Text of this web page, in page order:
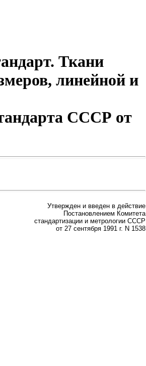
Ткани
линейной и
СССР от
Утвержден и введен в действие
Постановлением Комитета
стандартизации и метрологии СССР
от 27 сентября 1991 г. N 1538